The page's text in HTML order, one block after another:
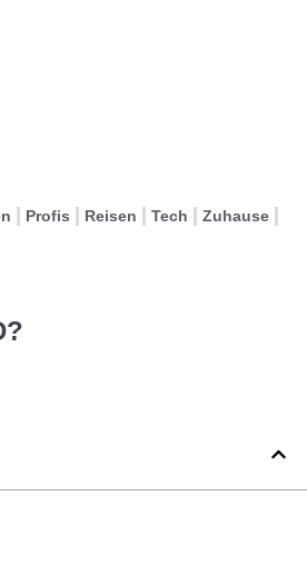
Profis Reisen Tech Zuhause